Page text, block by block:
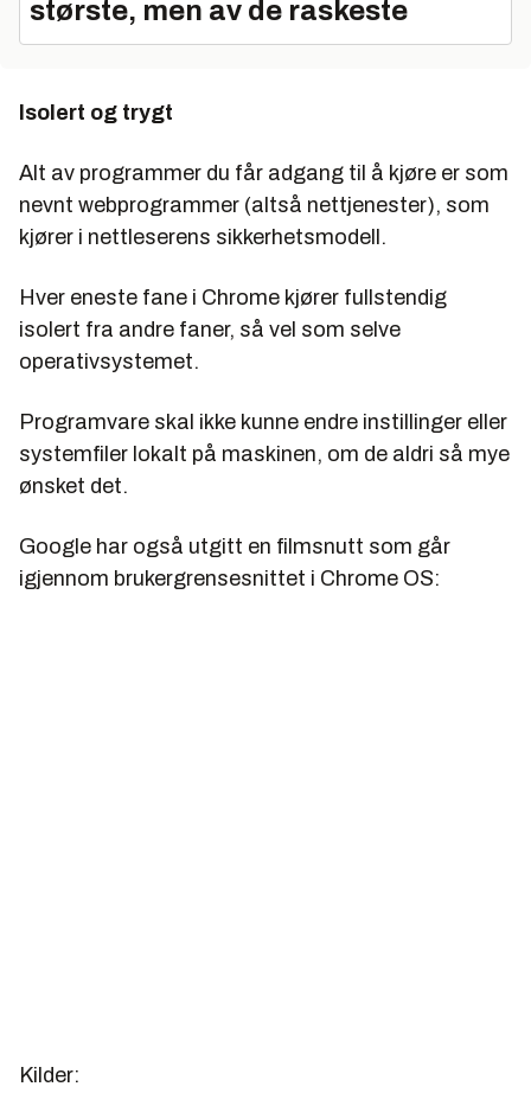
største, men av de raskeste
Isolert og trygt
Alt av programmer du får adgang til å kjøre er som
nevnt webprogrammer (altså nettjenester), som
kjører i nettleserens sikkerhetsmodell.
Hver eneste fane i Chrome kjører fullstendig
isolert fra andre faner, så vel som selve
operativsystemet.
Programvare skal ikke kunne endre instillinger eller
systemfiler lokalt på maskinen, om de aldri så mye
ønsket det.
Google har også utgitt en filmsnutt som går
igjennom brukergrensesnittet i Chrome OS:
Kilder: